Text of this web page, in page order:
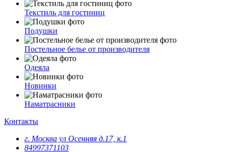
Текстиль для гостиниц
Подушки
Постельное белье от производителя
Одеяла
Новинки
Наматрасники
Контакты
г. Москва ул Осенняя д.17, к.1
84997371103